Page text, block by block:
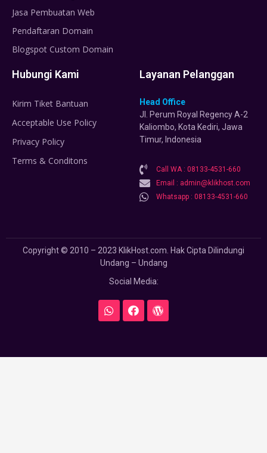
Jasa Pembuatan Web
Pendaftaran Domain
Blogspot Custom Domain
Hubungi Kami
Kirim Tiket Bantuan
Acceptable Use Policy
Privacy Policy
Terms & Conditons
Layanan Pelanggan
Head Office
Jl. Perum Royal Regency A-2
Kaliombo, Kota Kediri, Jawa
Timur, Indonesia
Call WA : 08133-4531-660
Email : admin@klikhost.com
Whatsapp : 08133-4531-660
Copyright © 2010 – 2023 KlikHost.com. Hak Cipta Dilindungi
Undang – Undang
Social Media: